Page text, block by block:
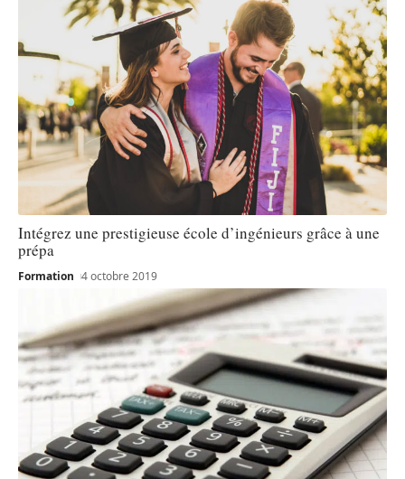
Intégrez une prestigieuse école d’ingénieurs grâce à une
prépa
Formation 4 octobre 2019